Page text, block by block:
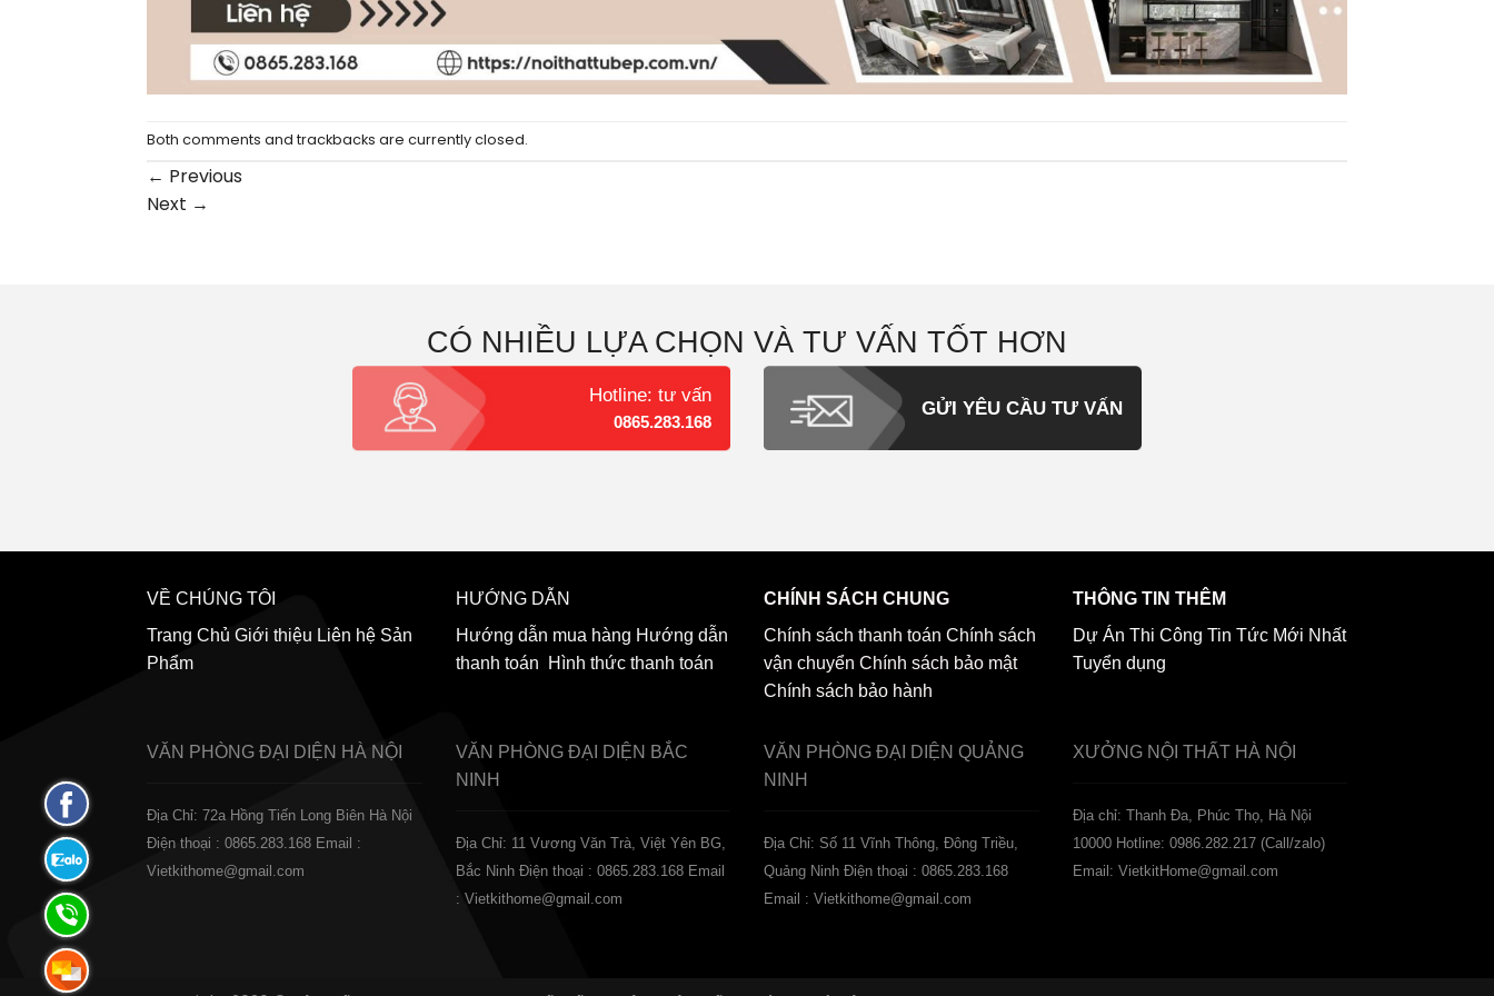
Both comments and trackbacks are currently closed.
← Previous
Next →
CÓ NHIỀU LỰA CHỌN VÀ TƯ VẤN TỐT HƠN
Hotline: tư vấn
0865.283.168
GỬI YÊU CẦU TƯ VẤN
VỀ CHÚNG TÔI
Trang Chủ Giới thiệu Liên hệ Sản
Phẩm
HƯỚNG DẪN
Hướng dẫn mua hàng Hướng dẫn
thanh toán
Hình thức thanh toán
CHÍNH SÁCH CHUNG
Chính sách thanh toán Chính sách
vận chuyển Chính sách bảo mật
Chính sách bảo hành
THÔNG TIN THÊM
Dự Án Thi Công Tin Tức Mới Nhất
Tuyển dụng
VĂN PHÒNG ĐẠI DIỆN HÀ NỘI
Địa Chỉ: 72a Hồng Tiến Long Biên Hà Nội
Điện thoại : 0865.283.168 Email :
Vietkithome@gmail.com
VĂN PHÒNG ĐẠI DIỆN BẮC
NINH
Địa Chỉ: 11 Vương Văn Trà, Việt Yên BG,
Bắc Ninh Điện thoại : 0865.283.168 Email
: Vietkithome@gmail.com
VĂN PHÒNG ĐẠI DIỆN QUẢNG
NINH
Địa Chỉ: Số 11 Vĩnh Thông, Đông Triều,
Quảng Ninh Điện thoại : 0865.283.168
Email : Vietkithome@gmail.com
XƯỞNG NỘI THẤT HÀ NỘI
️Địa chỉ: Thanh Đa, Phúc Thọ, Hà Nội
10000 Hotline: 0986.282.217 (Call/zalo)
Email: VietkitHome@gmail.com
Fanpage
Facebook
Zalo:
0865.283.168
Hotline:
0865.283.168
Hotline: